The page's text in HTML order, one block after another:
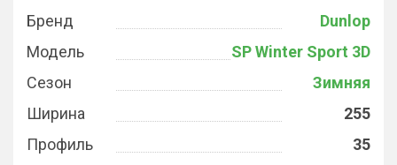
Бренд
Dunlop
Модель
SP Winter Sport 3D
Сезон
Зимняя
Ширина
255
Профиль
35